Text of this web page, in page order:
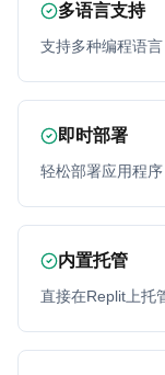
多语言支持
支持多种编程语言
即时部署
轻松部署应用程
内置托管
直接在Replit上托